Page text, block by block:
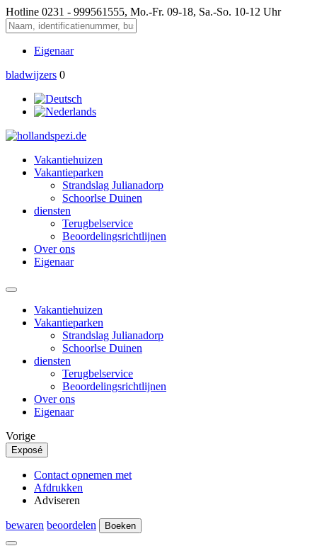
Hotline 0231 - 999561555, Mo.-Fr. 09-18, Sa.-So. 10-12 Uhr
Eigenaar
bladwijzers 0
Vakantiehuizen
Vakantieparken
Strandslag Julianadorp
Schoorlse Duinen
diensten
Terugbelservice
Beoordelingsrichtlijnen
Over ons
Eigenaar
Vakantiehuizen
Vakantieparken
Strandslag Julianadorp
Schoorlse Duinen
diensten
Terugbelservice
Beoordelingsrichtlijnen
Over ons
Eigenaar
Vorige
Exposé
Contact opnemen met
Afdrukken
Adviseren
bewaren beoordelen Boeken